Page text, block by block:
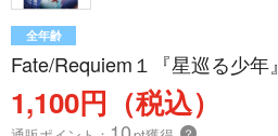
全年齢
Fate/Requiem１『星巡る少年』
1,100円（税込）
？